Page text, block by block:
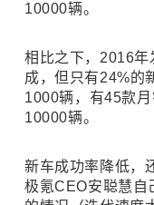
10000辆。
相比之下，2016年
成，但只有24%的
1000辆，有45款
10000辆。
新车成功率降低，
极氪CEO安聪慧自